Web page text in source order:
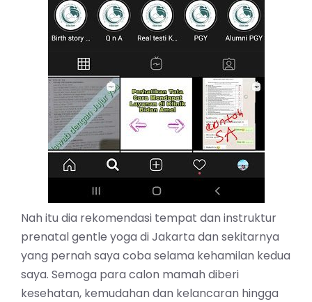
Nah itu dia rekomendasi tempat dan instruktur
prenatal gentle yoga di Jakarta dan sekitarnya
yang pernah saya coba selama kehamilan kedua
saya. Semoga para calon mamah diberi
kesehatan, kemudahan dan kelancaran hingga